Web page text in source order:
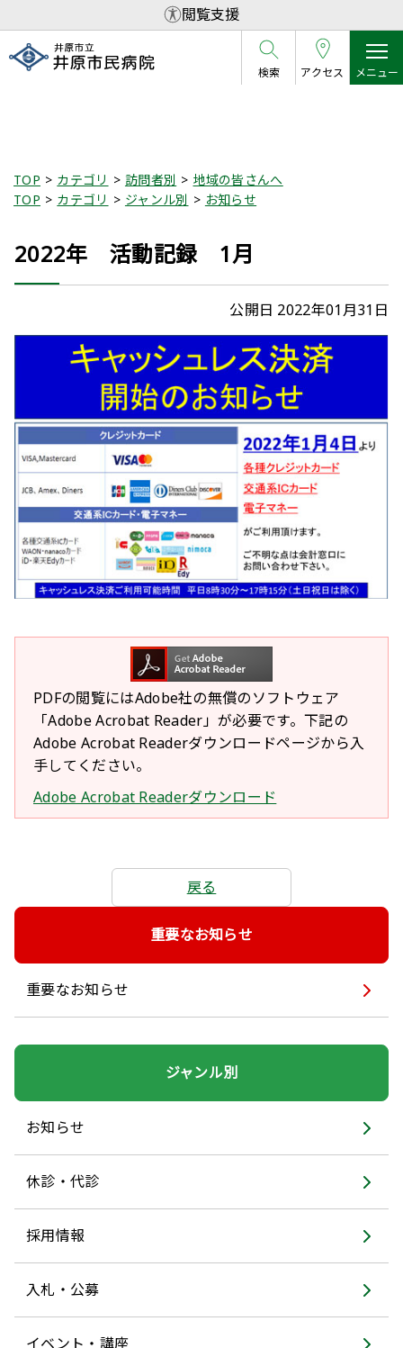
閲覧支援
検索 アクセス メニュー
TOP カテゴリ 訪問者別
地域の皆さんへ
TOP
カテゴリ ジャンル別 お知らせ
2022年 活動記録 1月
公開日 2022年01月31日
PDFの閲覧にはAdobe社の無償のソフトウェア
「Adobe Acrobat Reader」が必要です。下記の
Adobe Acrobat Readerダウンロードページから入
手してください。
Adobe Acrobat Readerダウンロード
戻る
重要なお知らせ
重要なお知らせ
ジャンル別
お知らせ
休診・代診
採用情報
入札・公募
イベント・講座